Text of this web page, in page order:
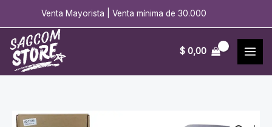
contenido
Venta Mayorista | Venta mínima de 30.000
$0,00